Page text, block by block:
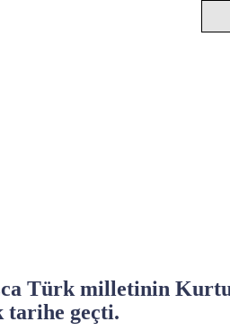
Türk milletinin
tarihe geçti.